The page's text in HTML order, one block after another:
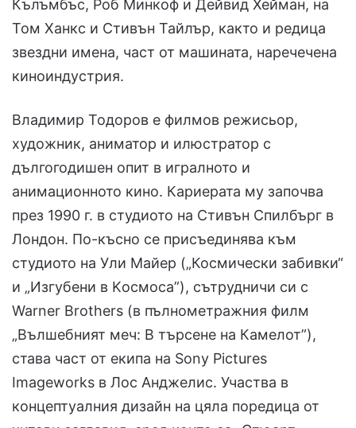
Кълъмбъс, Роб Минкоф и Дейвид Хейман, на
Том Ханкс и Стивън Тайлър, както и редица
звездни имена, част от машината, наречечена
киноиндустрия.
Владимир Тодоров е филмов режисьор,
художник, аниматор и илюстратор с
дългогодишен опит в игралното и
анимационното кино. Кариерата му започва
през 1990 г. в студиото на Стивън Спилбърг в
Лондон. По-късно се присъединява към
студиото на Ули Майер („Космически забивки“
и „Изгубени в Kосмоса”), сътрудничи си с
Warner Brothers (в пълнометражния филм
„Вълшебният меч: В търсене на Камелот”),
става част от екипа на Sony Pictures
Imageworks в Лос Анджелис. Участва в
концептуалния дизайн на цяла поредица от